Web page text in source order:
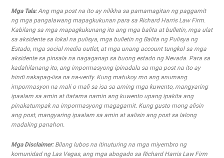
Mga Tala:Ang mga post na ito ay nilikha sa pamamagitan ng paggamit
ng mga pangalawang mapagkukunan para sa Richard Harris Law Firm.
Kabilang sa mga mapagkukunang ito ang mga balita at bulletin, mga ulat
sa aksidente sa lokal na pulisya, mga bulletin ng Balita ng Pulisya ng
Estado, mga social media outlet, at mga unang account tungkol sa mga
aksidente sa pinsala na nagaganap sa buong estado ng Nevada. Para sa
kadahilanang ito, ang impormasyong ipinadala sa mga post na ito ay
hindi nakapag-iisa na na-verify. Kung matukoy mo ang anumang
impormasyon na mali o mali sa isa sa aming mga kuwento, mangyaring
ipaalam sa amin at itatama namin ang kuwento upang ipakita ang
pinakatumpak na impormasyong magagamit. Kung gusto mong alisin
ang post, mangyaring ipaalam sa amin at aalisin ang post sa lalong
madaling panahon.
Mga Disclaimer:Bilang lubos na itinuturing na mga miyembro ng
komunidad ng Las Vegas, ang mga abogado sa Richard Harris Law Firm